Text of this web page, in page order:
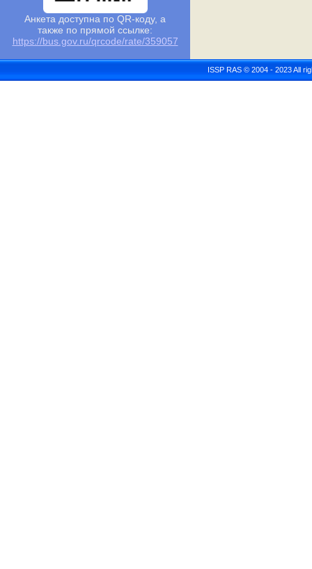
Анкета доступна по QR-коду, а
также по прямой ссылке:
https://bus.gov.ru/qrcode/rate/359057
ISSP RAS © 2004 - 2023 All